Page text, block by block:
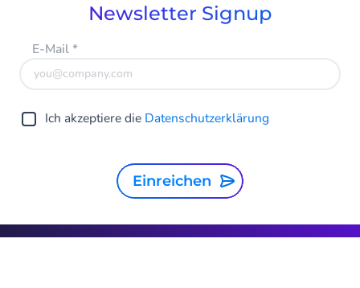
Newsletter Signup
E-Mail*
Ich akzeptiere die Datenschutzerklärung
Einreichen